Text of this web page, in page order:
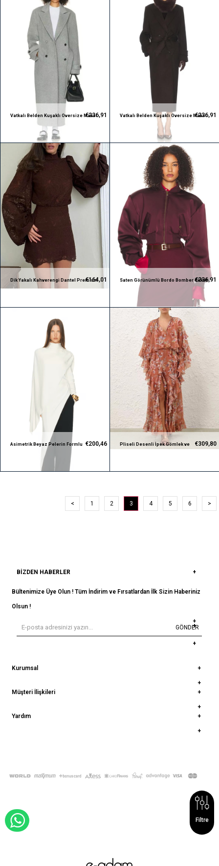
Vatkalı Belden Kuşaklı Oversize Maksi
Boy Premium Gri Kaban
€236,91
Vatkalı Belden Kuşaklı Oversize Maksi
Boy Premium Koyu Kahverengi Kaban
€236,91
Dik Yakalı Kahverengi Dantel Premium
Bluz ve Etek Takım
€164,01 Saten Görünümlü Bordo Bomber Ceket
€236,91
Asimetrik Beyaz Pelerin Formlu
€200,46
Pliseli Desenli İpek Gömlek ve
€309,80
< 1 2 3 4 5 6 >
BIZDEN HABERLER
Bültenimize Üye Olun ! Tüm İndirim ve Fırsatlardan İlk Sizin Haberiniz
Olsun !
GÖNDER
Kurumsal
Müşteri İlişkileri
Yardım